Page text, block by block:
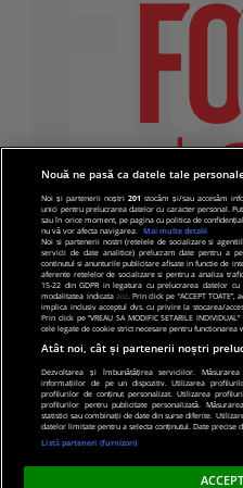
© 2019 PRO TV S.R.L |
de confidentialitate
Nouă ne pasă ca datele tale
Noi și partenerii noștri201 stocăm și/sau accesăm
unici pentru prelucrarea datelor cu caracter personal.
sau în orice moment, pe pagina cu politica de
nu vă vor afecta navigarea.
Mai multe detalii
Noi si partenerii nostri (retelele de socializare si
servicii de date analitice) prelucram date pentru a
continutul si anunturile publicitare afisate in functie de
aferente retelelor de socializare si pentru a analiza
15-22 din GDPR in legatura cu prelucrarea datelor
modalitatea indicata aici. Prin click pe “ACCEPT
implica inclusiv acceptul dvs. cu privire la stocarea/
Prin click pe “VREAU SA MODIFIC SETARILE
cele legate de cookie strict necesare pentru functionarea
Atât noi, cât și partenerii noștri
Dezvoltarea și îmbunătățirea serviciilor.
informațiilor de pe un dispozitiv. Utilizarea
profilurilor de conținut personalizat. Utilizarea
profilurilor pentru publicitate personalizată.
statistici sau combinații de date din surse diferite.
datelor limitate pentru a selecta conținutul. Date precise
Listă parteneri (furnizori)